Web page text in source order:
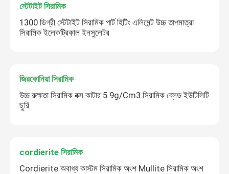
স্টেটাইট সিরামিক
1300 ডিগ্রী স্টেটাইট সিরামিক পার্ট হিটিং এলিমেন্ট উচ্চ তাপমাত্রা
সিরামিক ইলেকট্রিকাল ইনসুলেটর
জিরকোনিয়া সিরামিক
উচ্চ রুক্ষতা সিরামিক বক্স কাটার 5.9g/Cm3 সিরামিক ব্লেড ইউটিলিটি
ছুরি
cordierite সিরামিক
Cordierite অবাধ্য কাস্টম সিরামিক অংশ Mullite সিরামিক অংশ